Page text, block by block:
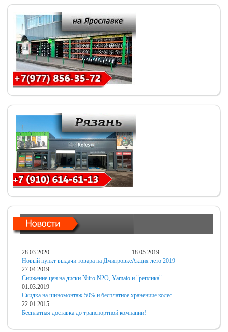
28.03.2020
Новый пункт выдачи товара на Дмитровке
18.05.2019
Акция лето 2019
27.04.2019
Снижение цен на диски Nitro N2O, Yamato и "реплика"
01.03.2019
Скидка на шиномонтаж 50% и бесплатное хранениие колес
22.01.2015
Бесплатная доставка до транспортной компании!